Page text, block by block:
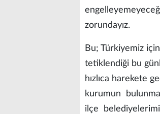
zorundayız.
Bu; Türkiyemiz
tetiklendiği bu
hızlıca harekete
kurumun
ilçe